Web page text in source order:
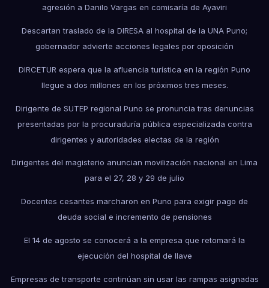
agresión a Danilo Vargas en comisaría de Ayaviri
Descartan traslado de la DIRESA al hospital de la UNA Puno;
gobernador advierte acciones legales por oposición
DIRCETUR espera que la afluencia turística en la región Puno
llegue a dos millones en los próximos tres meses.
Dirigente de SUTEP regional Puno se pronuncia tras denuncias
presentadas por la procuraduría pública especializada contra
dirigentes y autoridades electas de la región
Dirigentes del magisterio anuncian movilización nacional en Lima
para el 27, 28 y 29 de julio
Docentes cesantes marcharon en Puno para exigir pago de
deuda social e incremento de pensiones
El 14 de agosto se conocerá a la empresa que retomará la
ejecución del hospital de Ilave
Empresas de transporte continúan sin usar las rampas asignadas